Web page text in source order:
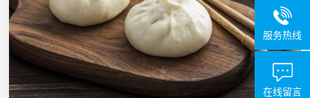
服务热线
在线留言